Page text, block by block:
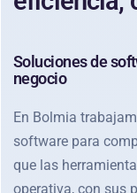
Soluciones de
negocio
En Bolmia
software para
que las
operativa, con sus